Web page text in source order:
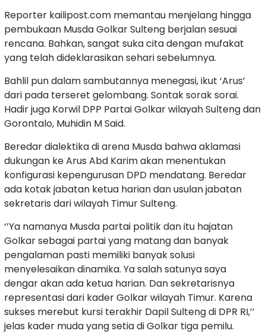
Reporter kailipost.com memantau menjelang hingga
pembukaan Musda Golkar Sulteng berjalan sesuai
rencana. Bahkan, sangat suka cita dengan mufakat
yang telah dideklarasikan sehari sebelumnya.
Bahlil pun dalam sambutannya menegasi, ikut ‘Arus’
dari pada terseret gelombang. Sontak sorak sorai.
Hadir juga Korwil DPP Partai Golkar wilayah Sulteng dan
Gorontalo, Muhidin M Said.
Beredar dialektika di arena Musda bahwa aklamasi
dukungan ke Arus Abd Karim akan menentukan
konfigurasi kepengurusan DPD mendatang. Beredar
ada kotak jabatan ketua harian dan usulan jabatan
sekretaris dari wilayah Timur Sulteng.
‘’Ya namanya Musda partai politik dan itu hajatan
Golkar sebagai partai yang matang dan banyak
pengalaman pasti memiliki banyak solusi
menyelesaikan dinamika. Ya salah satunya saya
dengar akan ada ketua harian. Dan sekretarisnya
representasi dari kader Golkar wilayah Timur. Karena
sukses merebut kursi terakhir Dapil Sulteng di DPR RI,’’
jelas kader muda yang setia di Golkar tiga pemilu.